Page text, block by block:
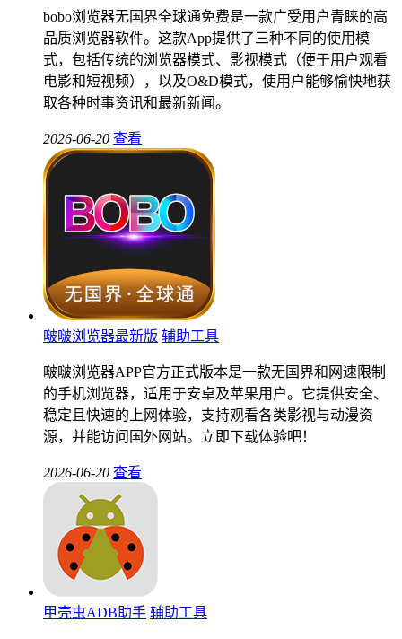
bobo浏览器无国界全球通免费是一款广受用户青睐的高
品质浏览器软件。这款App提供了三种不同的使用模
式，包括传统的浏览器模式、影视模式（便于用户观看
电影和短视频），以及O&D模式，使用户能够愉快地获
取各种时事资讯和最新新闻。
2026-06-20 查看
啵啵浏览器最新版 辅助工具
啵啵浏览器APP官方正式版本是一款无国界和网速限制
的手机浏览器，适用于安卓及苹果用户。它提供安全、
稳定且快速的上网体验，支持观看各类影视与动漫资
源，并能访问国外网站。立即下载体验吧！
2026-06-20 查看
甲壳虫ADB助手 辅助工具